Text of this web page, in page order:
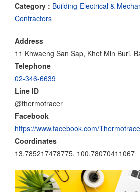
Category : Building-Electrical &
Contractors
Address
11 Khwaeng San Sap, Khet Min Buri,
Telephone
02-346-6639
Line ID
@thermotracer
Facebook
https://www.facebook.com/
Coordinates
13.785217478775, 100.78070411067